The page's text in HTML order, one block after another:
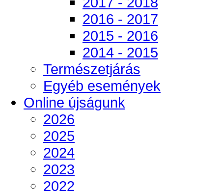
2016 - 2017
2015 - 2016
2014 - 2015
Természetjárás
Egyéb események
Online újságunk
2026
2025
2024
2023
2022